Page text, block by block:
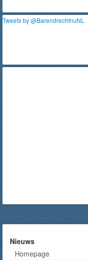
Tweets by @BarendrechtnuNL
Nieuws
Homepage